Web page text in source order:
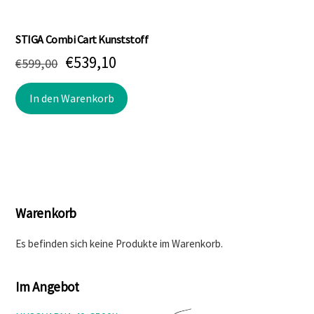
STIGA Combi Cart Kunststoff
€599,00 Ursprünglicher
Preis
war:
€539,10Aktueller
Preis
ist:
In den Warenkorb
Warenkorb
Es befinden sich keine Produkte im Warenkorb.
Im Angebot